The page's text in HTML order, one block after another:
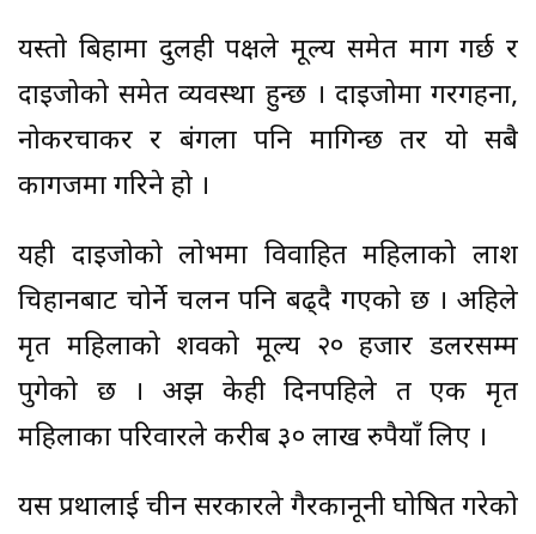
यस्तो बिहामा दुलही पक्षले मूल्य समेत माग गर्छ र
दाइजोको समेत व्यवस्था हुन्छ । दाइजोमा गरगहना,
नोकरचाकर र बंगला पनि मागिन्छ तर यो सबै
कागजमा गरिने हो ।
यही दाइजोको लोभमा विवाहित महिलाको लाश
चिहानबाट चोर्ने चलन पनि बढ्दै गएको छ । अहिले
मृत महिलाको शवको मूल्य २० हजार डलरसम्म
पुगेको छ । अझ केही दिनपहिले त एक मृत
महिलाका परिवारले करीब ३० लाख रुपैयाँ लिए ।
यस प्रथालाई चीन सरकारले गैरकानूनी घोषित गरेको